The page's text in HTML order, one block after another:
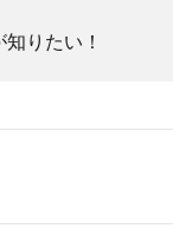
りたい！